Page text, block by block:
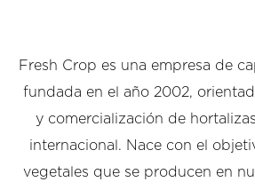
Fresh Crop es una empresa de
fundada en el año 2002,
y comercialización de
internacional. Nace con el
vegetales que se producen en